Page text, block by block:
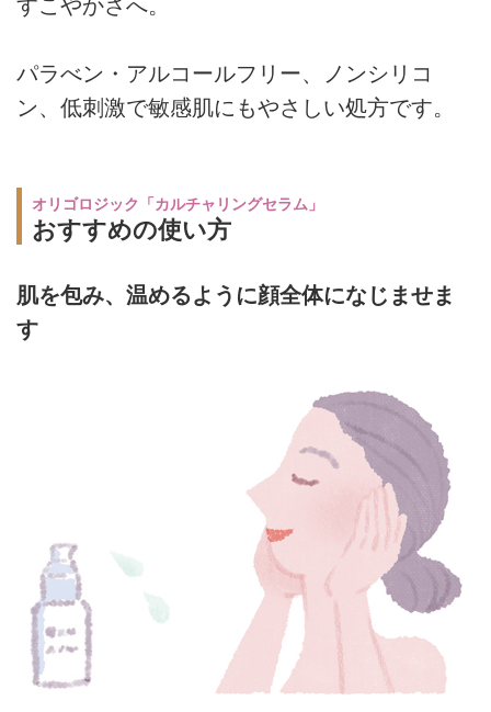
すこやかさへ。
パラべン・アルコールフリー、ノンシリコ
ン、低刺激で敏感肌にもやさしい処方です。
オリゴロジック「カルチャリングセラム」
おすすめの使い方
肌を包み、温めるように顔全体になじませま
す